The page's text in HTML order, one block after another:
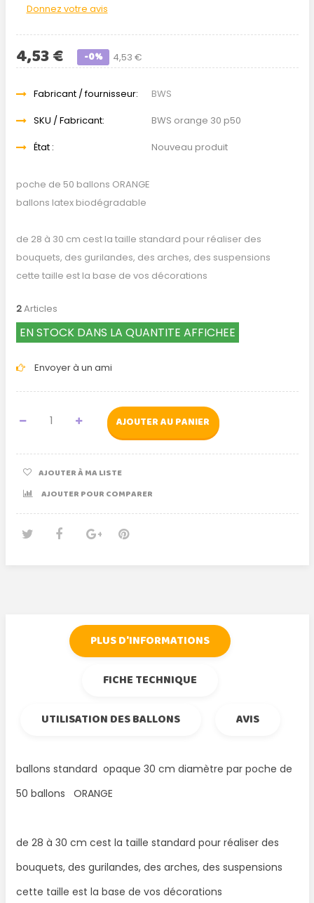
Donnez votre avis
4,53 €
4,53 € -0%
Fabricant / fournisseur:
BWS
SKU / Fabricant:
BWS orange 30 p50
État :
Nouveau produit
poche de 50 ballons ORANGE
ballons latex biodégradable
de 28 à 30 cm cest la taille standard pour réaliser des
bouquets, des gurilandes, des arches, des suspensions
cette taille est la base de vos décorations
2Articles
EN STOCK DANS LA QUANTITE AFFICHEE
Envoyer à un ami
AJOUTER AU PANIER
AJOUTER À MA LISTE
AJOUTER POUR COMPARER
PLUS D'INFORMATIONS
FICHE TECHNIQUE
UTILISATION DES BALLONS
AVIS
ballons standard opaque 30 cm diamètre par poche de
50 ballons ORANGE
de 28 à 30 cm cest la taille standard pour réaliser des
bouquets, des gurilandes, des arches, des suspensions
cette taille est la base de vos décorations